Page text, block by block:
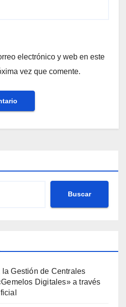
electrónico y web en este
vez que comente.
Buscar
Gestión de Centrales
Digitales» a través